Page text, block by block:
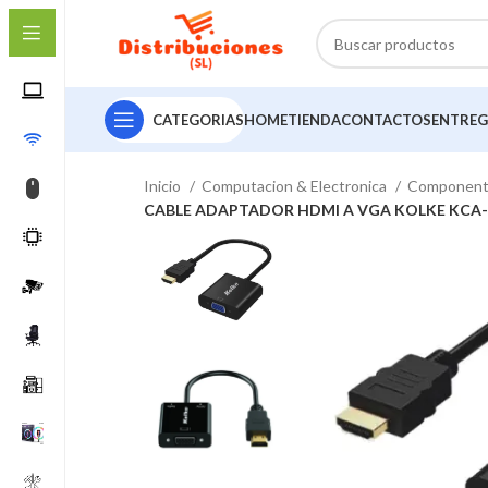
CATEGORIASHOMETIENDACONTACTOS
Inicio Computacion & Electronica
CABLE ADAPTADOR HDMI A VGA KOLKE